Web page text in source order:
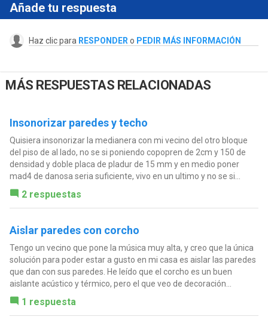
Añade tu respuesta
Haz clic para RESPONDER o PEDIR MÁS INFORMACIÓN
MÁS RESPUESTAS RELACIONADAS
Insonorizar paredes y techo
Quisiera insonorizar la medianera con mi vecino del otro bloque
del piso de al lado, no se si poniendo copopren de 2cm y 150 de
densidad y doble placa de pladur de 15 mm y en medio poner
mad4 de danosa seria suficiente, vivo en un ultimo y no se si...
2 respuestas
Aislar paredes con corcho
Tengo un vecino que pone la música muy alta, y creo que la única
solución para poder estar a gusto en mi casa es aislar las paredes
que dan con sus paredes. He leído que el corcho es un buen
aislante acústico y térmico, pero el que veo de decoración...
1 respuesta